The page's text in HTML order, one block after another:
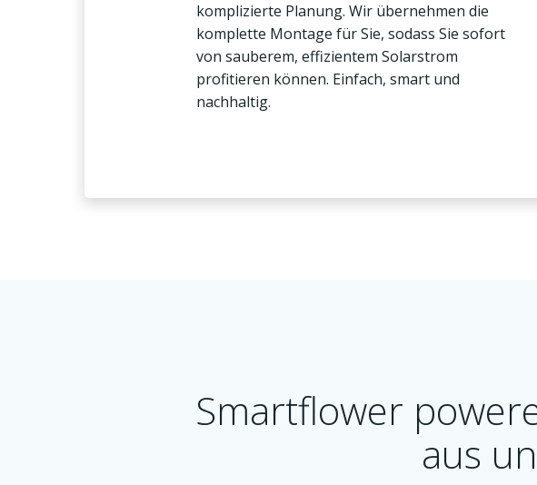
komplizierte Planung. Wir übernehmen die
komplette Montage für Sie, sodass Sie sofort
von sauberem, effizientem Solarstrom
profitieren können. Einfach, smart und
nachhaltig.
Smartflower
aus